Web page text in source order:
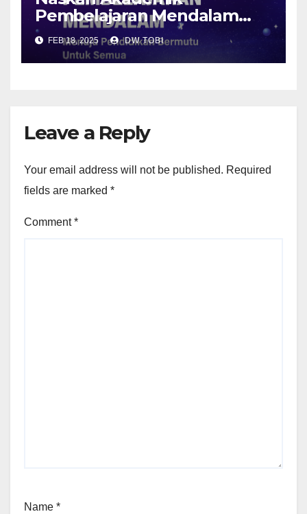
Pembelajaran Mendalam
(Deep Learning) dan Format
Contoh Desain Pembelajaran
FEB 18, 2025 DW TOBI
Leave a Reply
Your email address will not be published. Required
fields are marked *
Comment*
Name *